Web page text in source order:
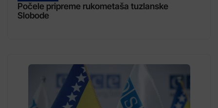
Počele pripreme rukometaša tuzlanske
Slobode